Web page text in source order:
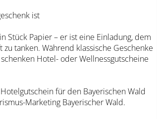
ist
Stück Papier – er ist eine Einladung, dem
tanken. Während klassische Geschenke
Hotel- oder Wellnessgutscheine
für den Bayerischen Wald
Marketing Bayerischer Wald.